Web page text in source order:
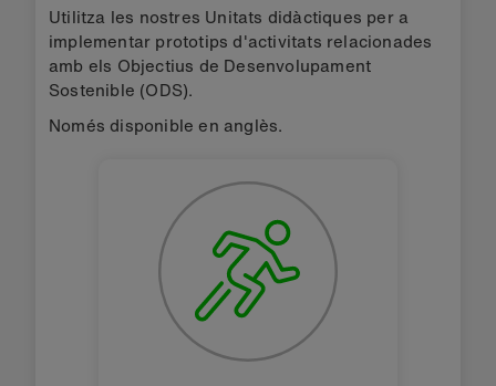
Utilitza les nostres Unitats didàctiques per a
implementar prototips d'activitats relacionades
amb els Objectius de Desenvolupament
Sostenible (ODS).
Només disponible en anglès.